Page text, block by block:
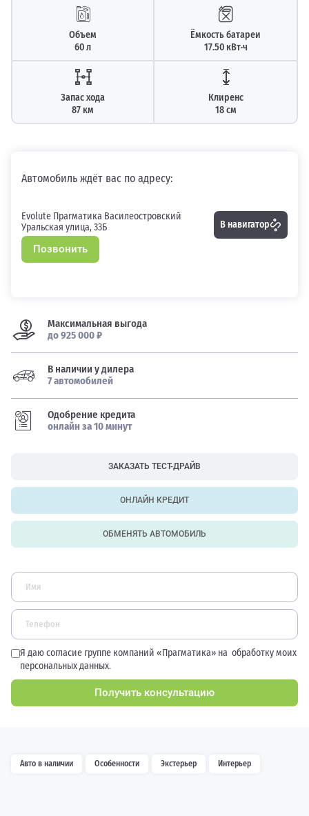
Объем
60 л
Ёмкость батареи
17.50 кВт⋅ч
Запас хода
87 км
Клиренс
18 см
Автомобиль ждёт вас по адресу:
Evolute Прагматика Василеостровский
Уральская улица, 33Б
Позвонить
В навигатор
Максимальная выгода
до 925 000 ₽
В наличии у дилера
7 автомобилей
Одобрение кредита
онлайн за 10 минут
ЗАКАЗАТЬ ТЕСТ-ДРАЙВ
ОНЛАЙН КРЕДИТ
ОБМЕНЯТЬ АВТОМОБИЛЬ
Я даю согласие группе компаний «Прагматика» на обработку моих
персональных данных.
Получить консультацию
Авто в наличии Особенности Экстерьер Интерьер